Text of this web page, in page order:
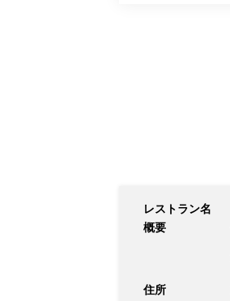
レストラン名
概要
住所